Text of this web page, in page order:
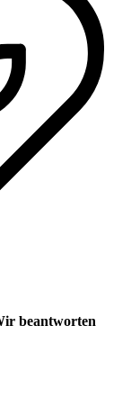
beantworten